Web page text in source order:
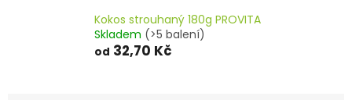
Kokos strouhaný 180g PROVITA
Skladem (>5 balení)
od 32,70 Kč